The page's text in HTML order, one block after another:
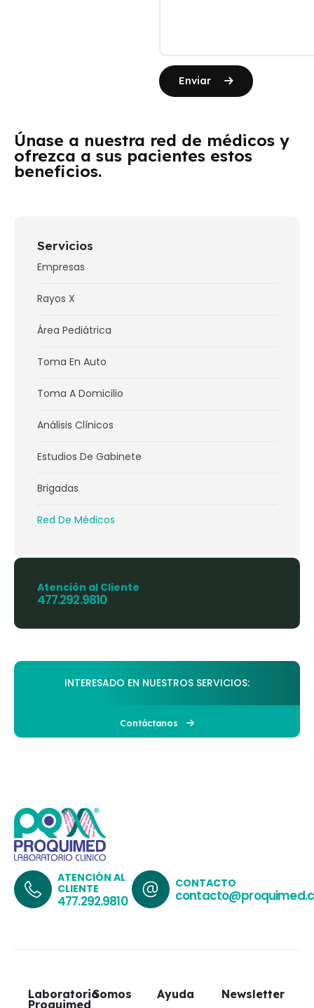
Servicios
Empresas
Rayos X
Área Pediátrica
Toma En Auto
Toma A Domicilio
Análisis Clínicos
Estudios De Gabinete
Brigadas
Red De Médicos
Atención al Cliente
477.292.9810
Enviar
Únase a nuestra red de médicos y
ofrezca a sus pacientes estos
beneficios.
INTERESADO EN NUESTROS SERVICIOS:
Contáctanos
ATENCIÓN AL
CLIENTE
477.292.9810
CONTACTO
Laboratorio
Proquimed
Somos Ayuda Newsletter